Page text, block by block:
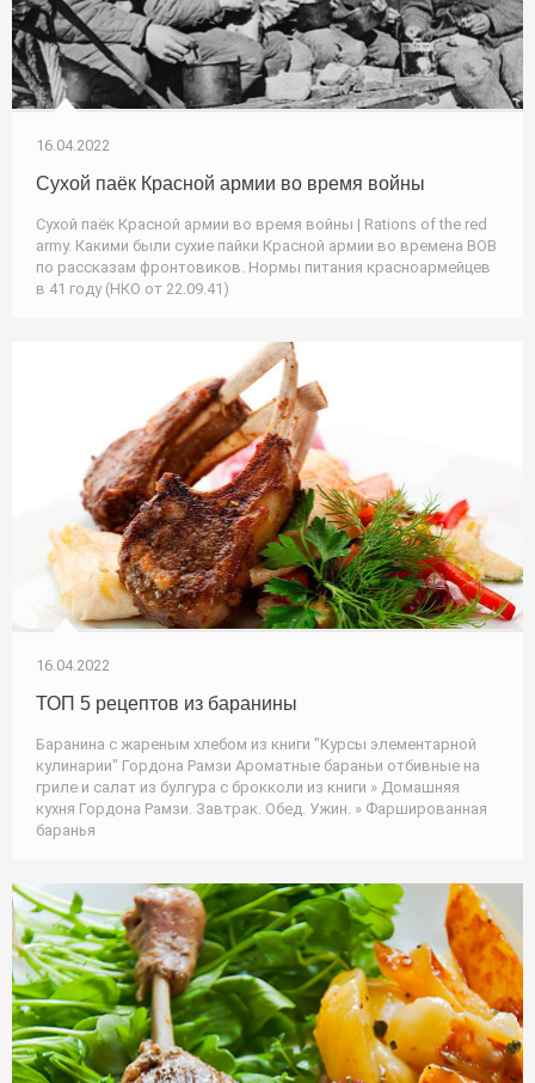
16.04.2022
Сухой паёк Красной армии во время войны
Сухой паёк Красной армии во время войны | Rations of the red
army. Какими были сухие пайки Красной армии во времена ВОВ
по рассказам фронтовиков. Нормы питания красноармейцев
в 41 году (НКО от 22.09.41)
16.04.2022
ТОП 5 рецептов из баранины
Баранина с жареным хлебом из книги "Курсы элементарной
кулинарии" Гордона Рамзи Ароматные бараньи отбивные на
гриле и салат из булгура с брокколи из книги » Домашняя
кухня Гордона Рамзи. Завтрак. Обед. Ужин. » Фаршированная
баранья